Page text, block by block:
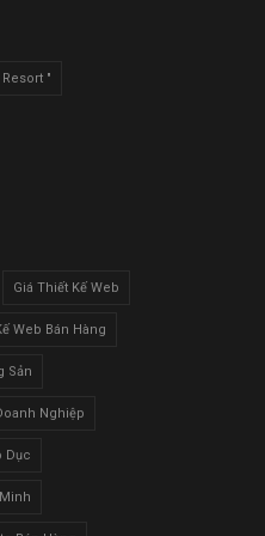
"
Giá Thiết Kế Web
Web Bán Hàng
Sản
Nghiệp
Dục